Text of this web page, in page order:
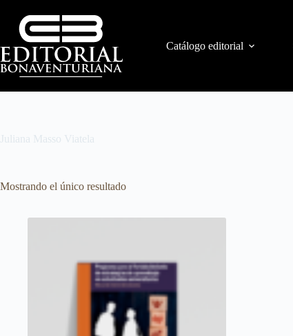
Catálogo editorial
Juliana Masso Viatela
Mostrando el único resultado